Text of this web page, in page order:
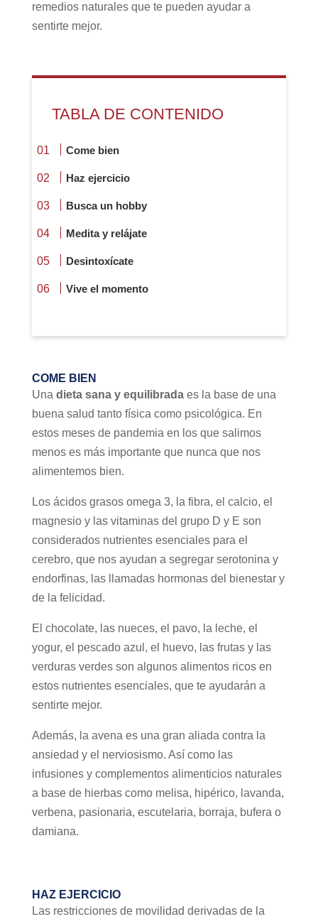
remedios naturales que te pueden ayudar a
sentirte mejor.
TABLA DE CONTENIDO
Come bien
Haz ejercicio
Busca un hobby
Medita y relájate
Desintoxícate
Vive el momento
COME BIEN
Una dieta sana y equilibradaes la base de una
buena salud tanto física como psicológica. En
estos meses de pandemia en los que salimos
menos es más importante que nunca que nos
alimentemos bien.
Los ácidos grasos omega 3, la fibra, el calcio, el
magnesio y las vitaminas del grupo D y E son
considerados nutrientes esenciales para el
cerebro, que nos ayudan a segregar serotonina y
endorfinas, las llamadas hormonas del bienestar y
de la felicidad.
El chocolate, las nueces, el pavo, la leche, el
yogur, el pescado azul, el huevo, las frutas y las
verduras verdes son algunos alimentos ricos en
estos nutrientes esenciales, que te ayudarán a
sentirte mejor.
Además, la avena es una gran aliada contra la
ansiedad y el nerviosismo. Así como las
infusiones y complementos alimenticios naturales
a base de hierbas como melisa, hipérico, lavanda,
verbena, pasionaria, escutelaria, borraja, bufera o
damiana.
HAZ EJERCICIO
Las restricciones de movilidad derivadas de la